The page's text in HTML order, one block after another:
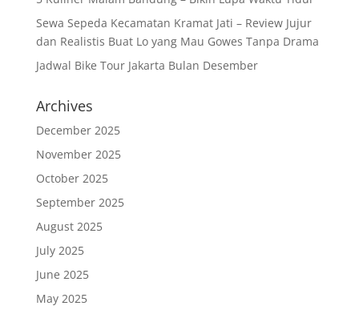
Sewa Sepeda Kecamatan Kramat Jati – Review Jujur
dan Realistis Buat Lo yang Mau Gowes Tanpa Drama
Jadwal Bike Tour Jakarta Bulan Desember
Archives
December 2025
November 2025
October 2025
September 2025
August 2025
July 2025
June 2025
May 2025